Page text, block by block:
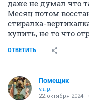
даже не думал что
Месяц потом
стиралка-
купить, не то что
ОТВЕТИТЬ
Помещик
v.i.p.
22 октября 2024